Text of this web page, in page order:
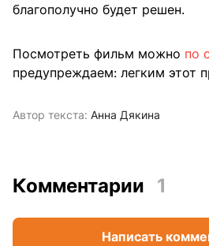
благополучно будет решен.
Посмотреть фильм можно по
предупреждаем: легким этот
Автор текста: Анна Дякина
Комментарии 1
Написать